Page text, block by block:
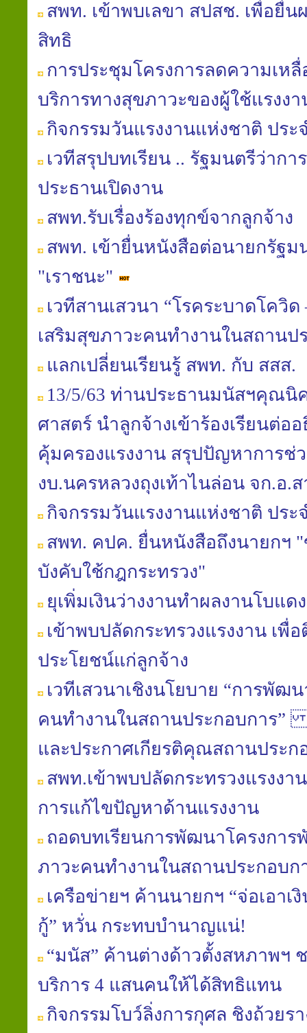
สพท. เข้าพบเลขา สปสช. เพื่อยื่น
สิทธิ
การประชุมโครงการลดความเห
บริการทางสุขภาวะของผู้ใช้แรงงา
กิจกรรมวันแรงงานแห่งชาติ ประ
เวทีสรุปบทเรียน .. รัฐมนตรีว่ากา
ประธานเปิดงาน
สพท.รับเรื่องร้องทุกข์จากลูกจ้าง
สพท. เข้ายื่นหนังสือต่อนายกรัฐม
"เราชนะ"
เวทีสานเสวนา “โรคระบาดโควิ
เสริมสุขภาวะคนทำงานในสถานป
แลกเปลี่ยนเรียนรู้ สพท. กับ สสส.
13/5/63 ท่านประธานมนัสฯคุณ
ศาสตร์ นำลูกจ้างเข้าร้องเรียนต่อ
คุ้มครองแรงงาน สรุปปัญหาการช่
งบ.นครหลวงถุงเท้าไนล่อน จก.อ.
กิจกรรมวันแรงงานแห่งชาติ ประ
สพท. คปค. ยื่นหนังสือถึงนายกฯ "
บังคับใช้กฎกระทรวง"
ยุเพิ่มเงินว่างงานทำผลงานโบแดง
เข้าพบปลัดกระทรวงแรงงาน เพื่
ประโยชน์แก่ลูกจ้าง
เวทีเสวนาเชิงนโยบาย “การพัฒ
คนทำงานในสถานประกอบการ”
และประกาศเกียรติคุณสถานประ
สพท.เข้าพบปลัดกระทรวงแรงง
การแก้ไขปัญหาด้านแรงงาน
ถอดบทเรียนการพัฒนาโครงการ
ภาวะคนทำงานในสถานประกอบก
เครือข่ายฯ ค้านนายกฯ “จ่อเอา
กู้” หวั่น กระทบบำนาญแน่!
“มนัส” ค้านต่างด้าวตั้งสหภาพฯ
บริการ 4 แสนคนให้ได้สิทธิแทน
กิจกรรมโบว์ลิ่งการกุศล ชิงถ้วยร